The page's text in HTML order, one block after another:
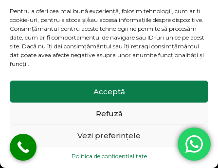
Pentru a oferi cea mai bună experiență, folosim tehnologii, cum ar fi
cookie-uri, pentru a stoca și/sau accesa informațiile despre dispozitive.
Consimțământul pentru aceste tehnologii ne permite să procesăm
date, cum ar fi comportamentul de navigare sau ID-uri unice pe acest
site. Dacă nu îți dai consimțământul sau îți retragi consimțământul
dat poate avea afecte negative asupra unor anumite funcționalități și
funcții.
Acceptă
Refuză
Vezi preferințele
Politica de confidentialitate